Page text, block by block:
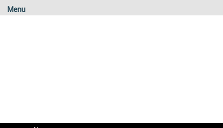
Menu